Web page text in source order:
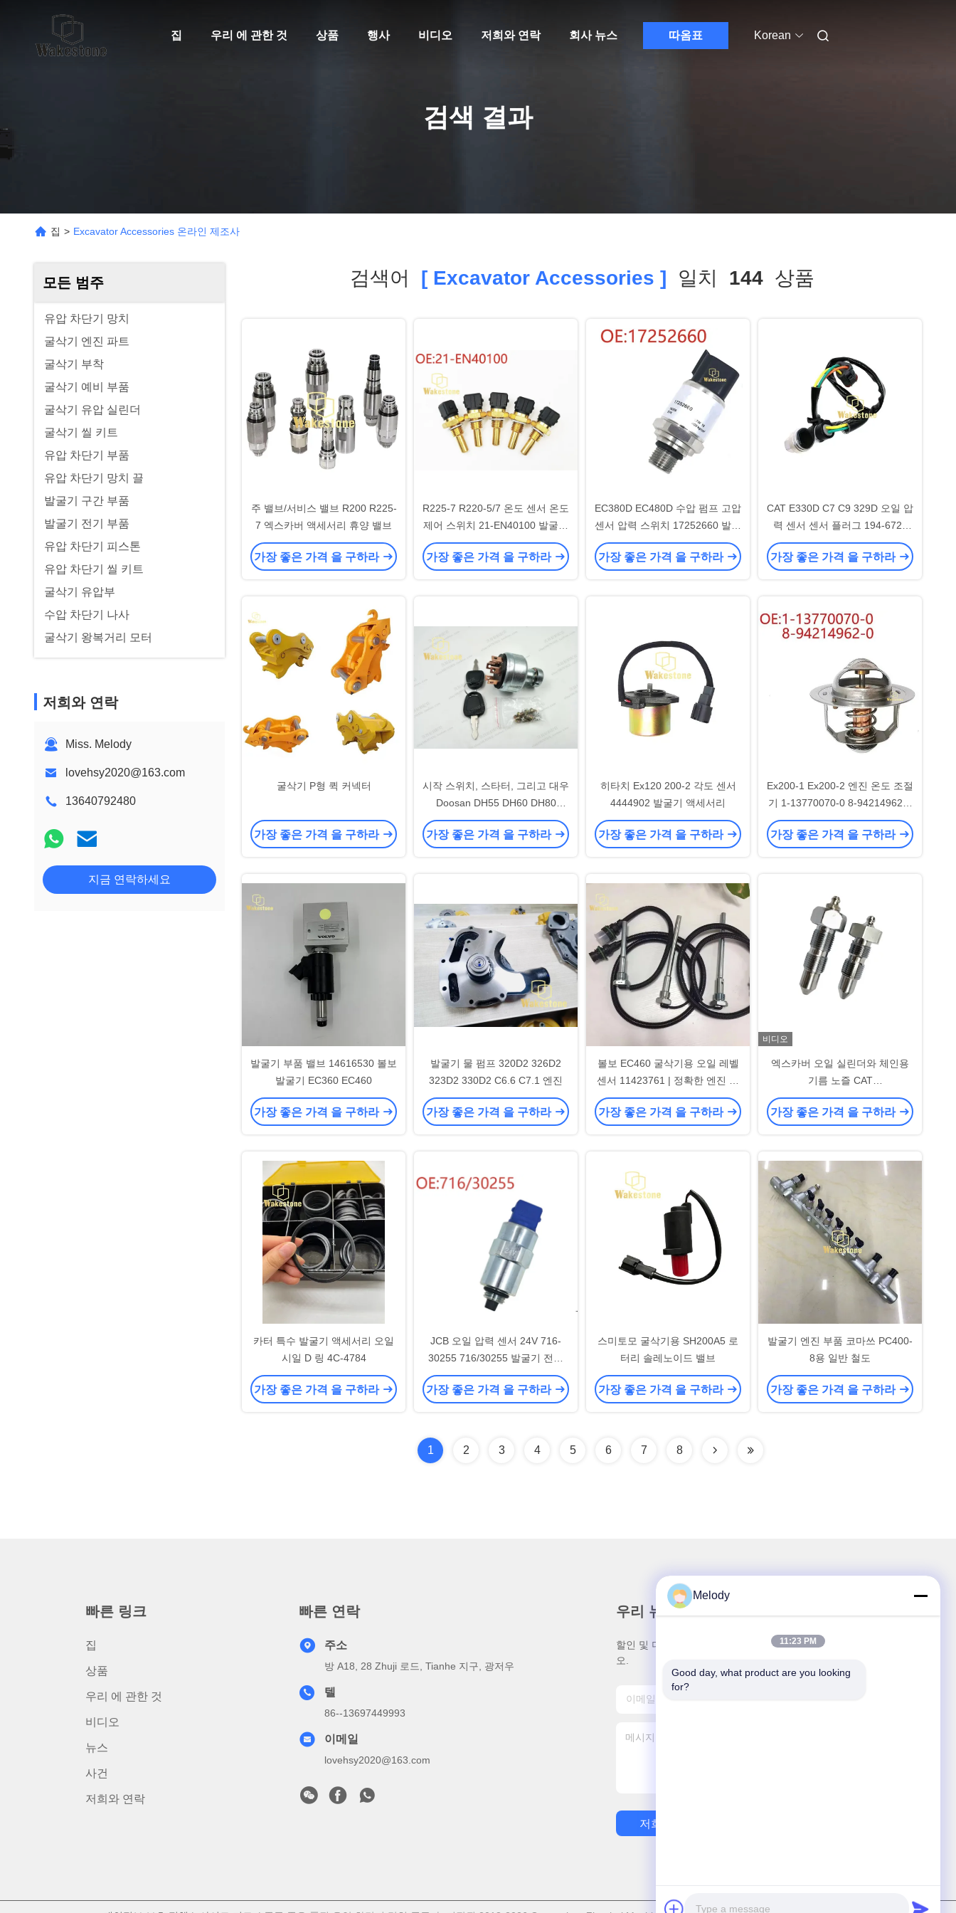
집 우리 에 관한 것 상품 행사 비디오 저희와 연락 회사 뉴스 따옴표 Korean
검색 결과
집 > Excavator Accessories 온라인 제조사
모든 범주
유압 차단기 망치
굴삭기 엔진 파트
굴삭기 부착
굴삭기 예비 부품
굴삭기 유압 실린더
굴삭기 씰 키트
유압 차단기 부품
유압 차단기 망치 끌
발굴기 구간 부품
발굴기 전기 부품
유압 차단기 피스톤
유압 차단기 씰 키트
굴삭기 유압부
수압 차단기 나사
굴삭기 왕복거리 모터
저희와 연락
Miss. Melody
lovehsy2020@163.com
13640792480
지금 연락하세요
검색어 [ Excavator Accessories ] 일치 144상품
주 밸브/서비스 밸브 R200 R225-
7 엑스카버 액세서리 휴양 밸브
가장 좋은 가격 을 구하라
R225-7 R220-5/7 온도 센서 온도
제어 스위치 21-EN40100 발굴기
액세서리
가장 좋은 가격 을 구하라
EC380D EC480D 수압 펌프 고압
센서 압력 스위치 17252660 발굴
기 액세서리
가장 좋은 가격 을 구하라
CAT E330D C7 C9 329D 오일 압
력 센서 센서 플러그 194-6725
1946725 발굴기 액세서리
가장 좋은 가격 을 구하라
굴삭기 P형 퀵 커넥터
가장 좋은 가격 을 구하라
시작 스위치, 스타터, 그리고 대우
Doosan DH55 DH60 DH80
DH150 발굴기 위한 전기 문 잠금
가장 좋은 가격 을 구하라
히타치 Ex120 200-2 각도 센서
4444902 발굴기 액세서리
가장 좋은 가격 을 구하라
Ex200-1 Ex200-2 엔진 온도 조절
기 1-13770070-0 8-94214962-0
발굴기 용품
가장 좋은 가격 을 구하라
발굴기 부품 밸브 14616530 볼보
발굴기 EC360 EC460
가장 좋은 가격 을 구하라
발굴기 물 펌프 320D2 326D2
323D2 330D2 C6.6 C7.1 엔진
가장 좋은 가격 을 구하라
볼보 EC460 굴삭기용 오일 레벨
센서 11423761 | 정확한 엔진 모
니터링 솔루션
가장 좋은 가격 을 구하라
비디오
엑스카버 오일 실린더와 체인용
기름 노즐 CAT
313/315/318/320D/329/336 모델
에 적합합니다
가장 좋은 가격 을 구하라
카터 특수 발굴기 액세서리 오일
시일 D 링 4C-4784
가장 좋은 가격 을 구하라
JCB 오일 압력 센서 24V 716-
30255 716/30255 발굴기 전자
액세서리
가장 좋은 가격 을 구하라
스미토모 굴삭기용 SH200A5 로
터리 솔레노이드 밸브
가장 좋은 가격 을 구하라
발굴기 엔진 부품 코마쓰 PC400-
8용 일반 철도
가장 좋은 가격 을 구하라
1 2 3 4 5 6 7 8
빠른 링크
집
상품
우리 에 관한 것
비디오
뉴스
사건
저희와 연락
빠른 연락
주소
방 A18, 28 Zhuji 로드, Tianhe 지구, 광저우
텔
86--13697449993
이메일
lovehsy2020@163.com
우리 뉴스레터
할인 및 더 많은 정보를 얻기 위해 뉴스레터에 가입하십시
오.
저희와 연락
Melody
11:23 PM
Good day, what product are you looking
for?